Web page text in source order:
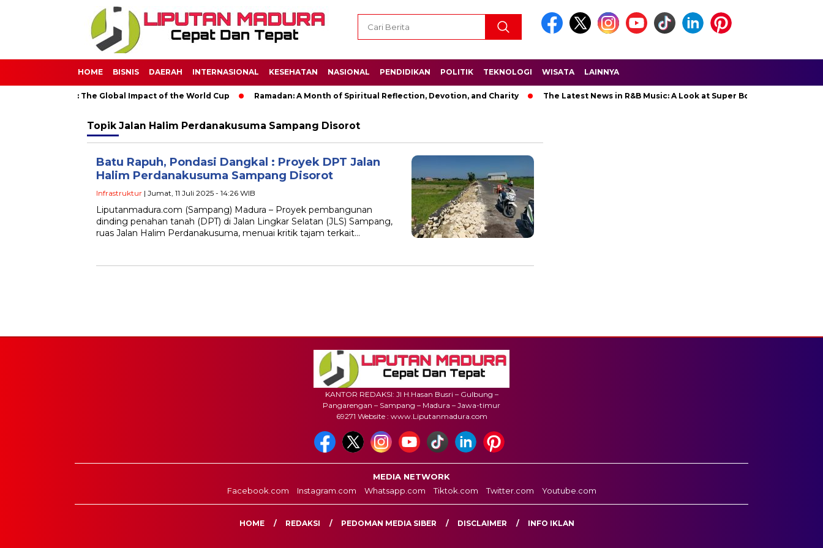
HOME BISNIS DAERAH INTERNASIONAL KESEHATAN NASIONAL PENDIDIKAN POLITIK TEKNOLOGI WISATA LAINNYA
Soccer: The Global Impact of the World Cup Ramadan: A Month of Spiritual Reflection, Devotion, and Charity The Latest News in R&B Music: A Look at Super Bowl Performances,
Topik Jalan Halim Perdanakusuma Sampang Disorot
Batu Rapuh, Pondasi Dangkal : Proyek DPT Jalan
Halim Perdanakusuma Sampang Disorot
Infrastruktur | Jumat, 11 Juli 2025 - 14:26 WIB
Liputanmadura.com (Sampang) Madura – Proyek pembangunan
dinding penahan tanah (DPT) di Jalan Lingkar Selatan (JLS) Sampang,
ruas Jalan Halim Perdanakusuma, menuai kritik tajam terkait…
KANTOR REDAKSI: Jl H.Hasan Busri – Gulbung –
Pangarengan – Sampang – Madura – Jawa-timur
69271 Website : www.Liputanmadura.com
MEDIA NETWORK
Facebook.com
Instagram.com Whatsapp.com Tiktok.com Twitter.com Youtube.com
HOME REDAKSI PEDOMAN MEDIA SIBER DISCLAIMER INFO IKLAN